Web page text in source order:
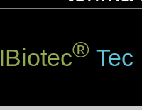
IBiotec® Tec